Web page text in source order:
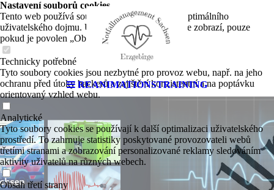
REANIMATIONSTRAINING
Nastavení souborů cookies
Tento web používá soubory cookies k zajištění optimálního
uživatelského dojmu. Určitý obsah třetích stran se zobrazí, pouze
pokud je povolen „Obsah třetích stran“.
Technicky potřebné
Tyto soubory cookies jsou nezbytné pro provoz webu, např. na jeho
ochranu před útoky hackerů a zajištění konzistentní a na poptávku
orientovaný vzhled webu.
Analytické
Tyto soubory cookies se používají k další optimalizaci uživatelského
prostředí. To zahrnuje statistiky poskytované provozovateli webů
třetími stranami a zobrazování personalizované reklamy sledováním
aktivity uživatelů na různých webech.
Obsah třetí strany